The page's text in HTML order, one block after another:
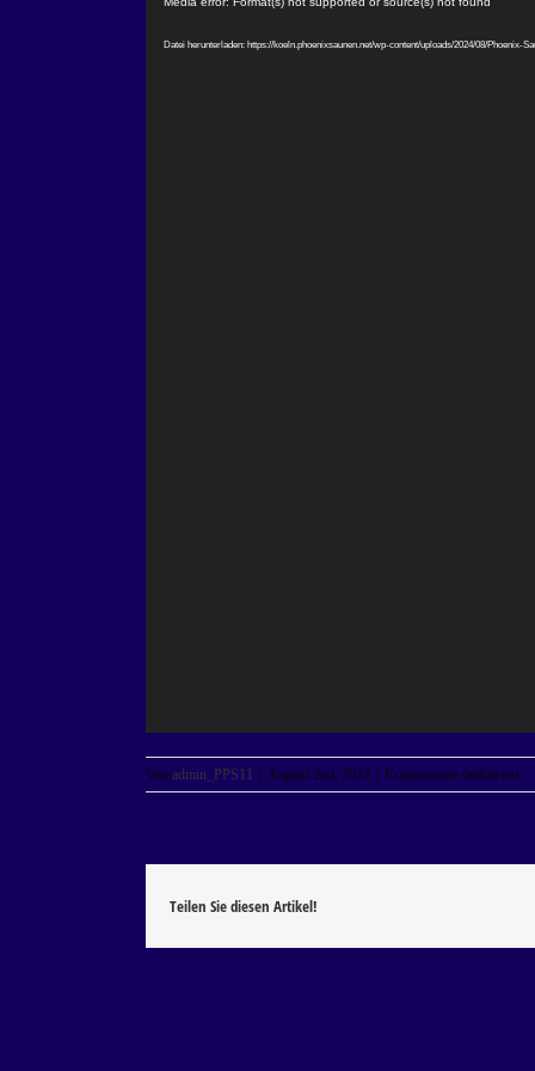
Datei herunterladen: https://koeln.phoenixsaunen.net/wp-content/uploads/2024/08/Phoenix-
Von admin_PPS11 August 2nd, 2024 Kommentare deaktiviertfür
Teilen Sie diesen Artikel!